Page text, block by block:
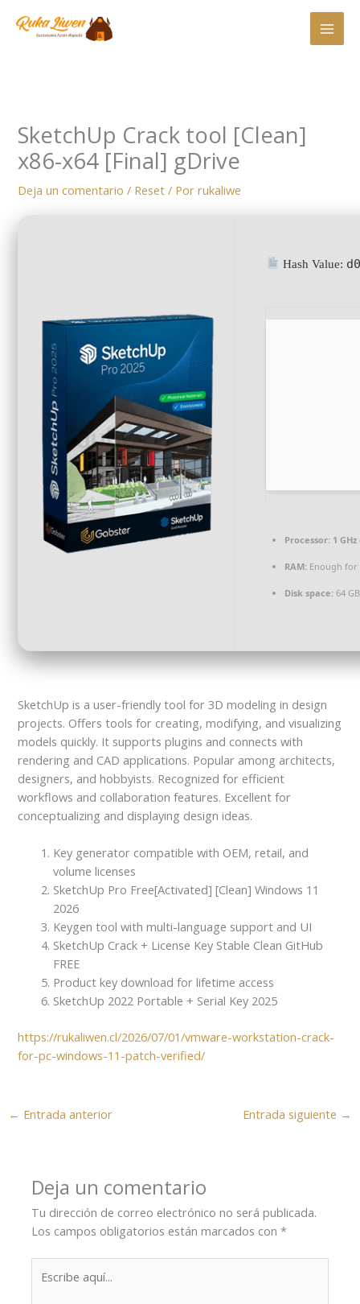
SketchUp Crack tool [Clean]
x86-x64 [Final] gDrive
Deja un comentario / Reset / Porrukaliwe
Hash Value:
Processor: 1
RAM: Enough
Disk space: 64
SketchUp is a user-friendly tool for 3D modeling in design
projects. Offers tools for creating, modifying, and visualizing
models quickly. It supports plugins and connects with
rendering and CAD applications. Popular among architects,
designers, and hobbyists. Recognized for efficient
workflows and collaboration features. Excellent for
conceptualizing and displaying design ideas.
Key generator compatible with OEM, retail, and
volume licenses
SketchUp Pro Free[Activated] [Clean] Windows 11
2026
Keygen tool with multi-language support and UI
SketchUp Crack + License Key Stable Clean GitHub
FREE
Product key download for lifetime access
SketchUp 2022 Portable + Serial Key 2025
https://rukaliwen.cl/2026/07/01/vmware-workstation-crack-
for-pc-windows-11-patch-verified/
← Entrada anterior Entrada siguiente →
Deja un comentario
Tu dirección de correo electrónico no será publicada.
Los campos obligatorios están marcados con*
aquí...